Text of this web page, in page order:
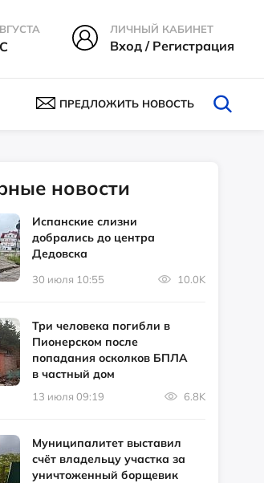
ЛИЧНЫЙ КАБИНЕТ
Вход / Регистрация
ПРЕДЛОЖИТЬ НОВОСТЬ
новости
Испанские слизни
добрались до центра
Дедовска
30 июля 10:55 10.0K
Три человека погибли в
Пионерском после
попадания осколков БПЛА
в частный дом
13 июля 09:19 6.8K
Муниципалитет выставил
счёт владельцу участка за
уничтоженный борщевик